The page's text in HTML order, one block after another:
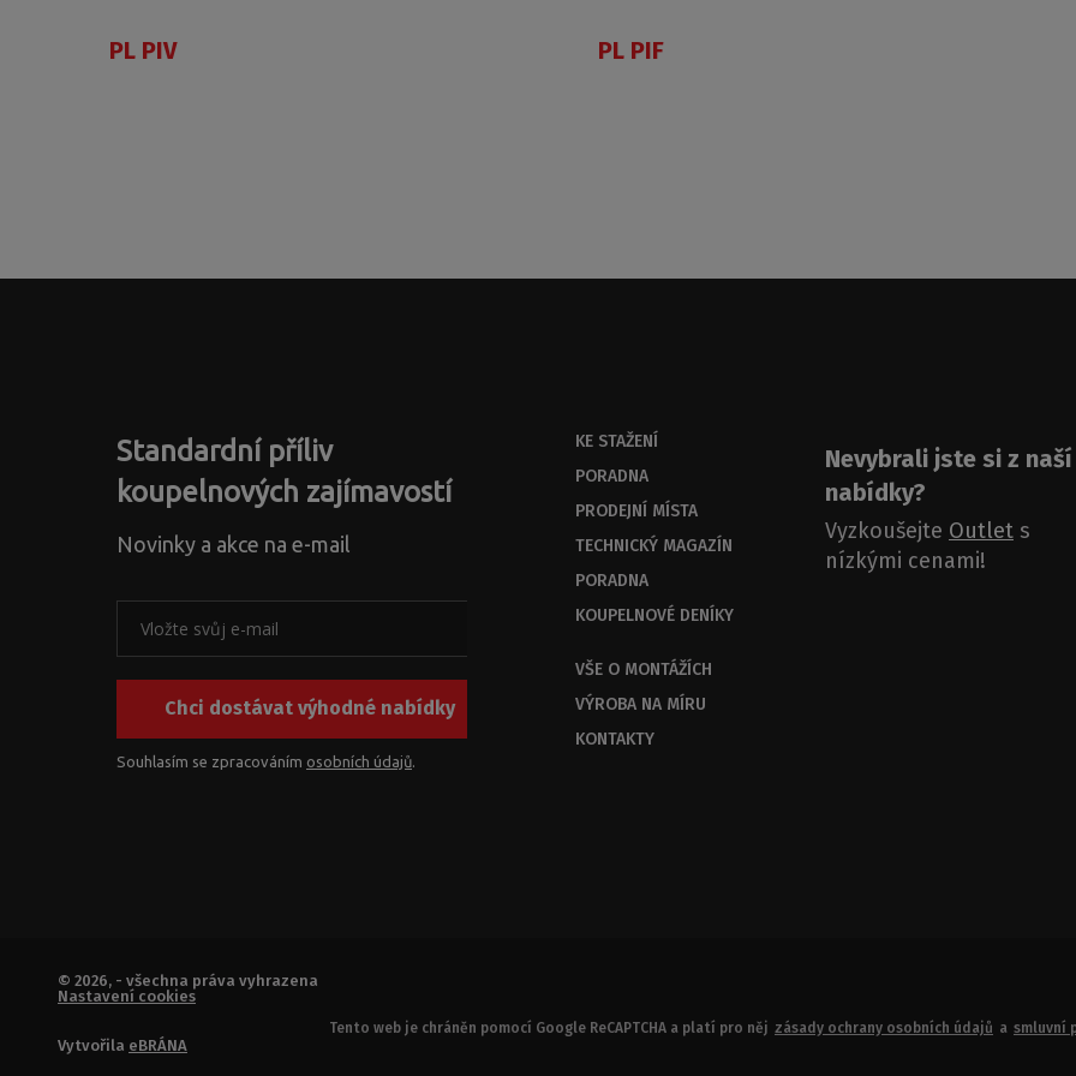
PL PIV PL PIF
Standardní příliv
koupelnových zajímavostí
Novinky a akce na e-mail
Chci dostávat výhodné nabídky
Souhlasím se zpracováním osobních údajů.
KE STAŽENÍ
PORADNA
PRODEJNÍ MÍSTA
TECHNICKÝ MAGAZÍN
PORADNA
KOUPELNOVÉ DENÍKY
VŠE O MONTÁŽÍCH
VÝROBA NA MÍRU
KONTAKTY
Nevybrali jste si z naší
nabídky?
Vyzkoušejte Outlet s
nízkými cenami!
© 2026, - všechna práva vyhrazena
Nastavení cookies
Tento web je chráněn pomocí Google ReCAPTCHA a platí pro něj zásady ochrany osobních údajů a smluvní
Vytvořila eBRÁNA